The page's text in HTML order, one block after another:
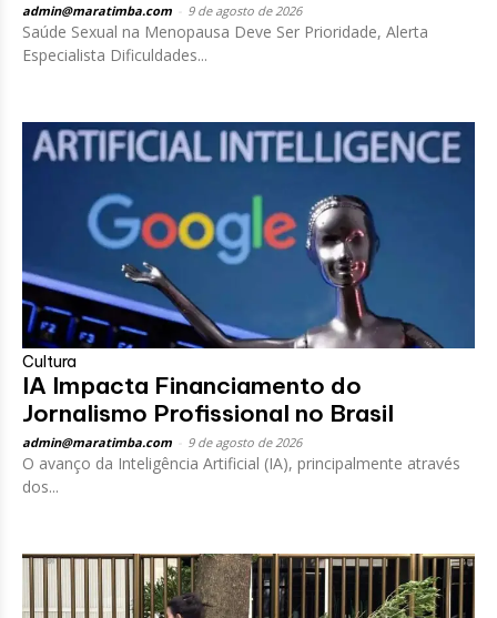
admin@maratimba.com 9 de agosto de 2026
Saúde Sexual na Menopausa Deve Ser Prioridade, Alerta
Especialista Dificuldades...
Cultura
IA Impacta Financiamento do
Jornalismo Profissional no Brasil
admin@maratimba.com 9 de agosto de 2026
O avanço da Inteligência Artificial (IA), principalmente através
dos...